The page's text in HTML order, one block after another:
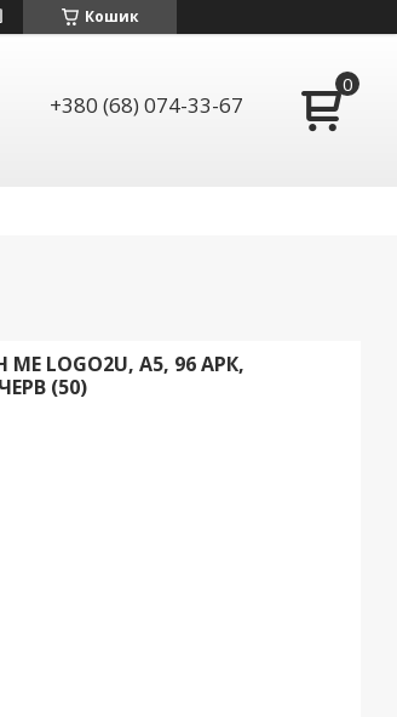
Кошик
+380 (68) 074-33-67
LOGO2U, A5, 96 АРК,
(50)